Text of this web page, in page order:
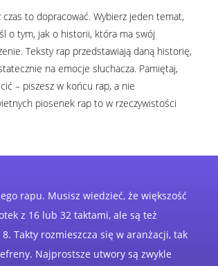
to dopracować. Wybierz jeden temat,
o tym, jak o historii, która ma swój
Teksty rap przedstawiają daną historię,
na emocje słuchacza. Pamiętaj,
– piszesz w końcu rap, a nie
piosenek rap to w rzeczywistości
rapu. Musisz wiedzieć, że większość
z 16 lub 32 taktami, ale są też
Takty rozmieszcza się w aranżacji, tak
Najprostsze utwory są zwykle